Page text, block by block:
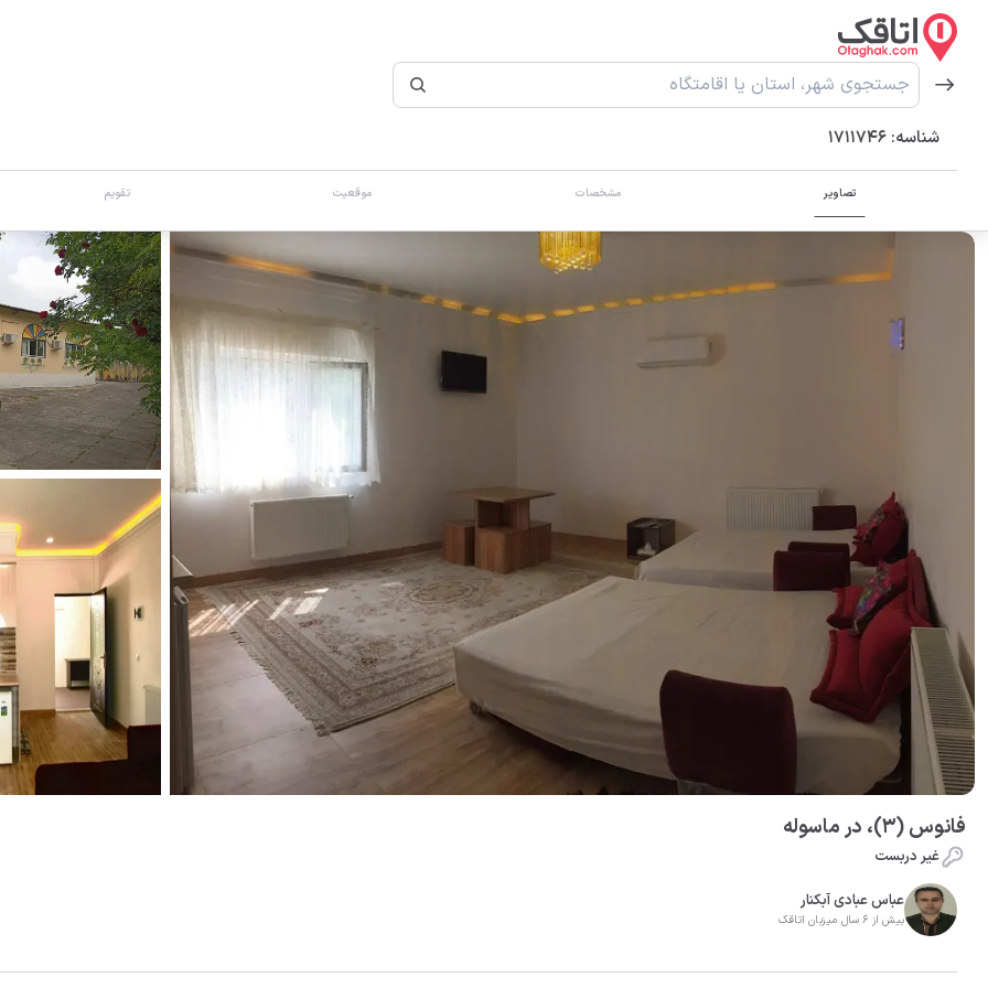
شناسه: 1711746
تصاویر مشخصات موقعیت تقویم
فانوس (3)، در ماسوله
غیر دربست
عباس عبادی آبکنار
بیش از 6 سال میزبان اتاقک